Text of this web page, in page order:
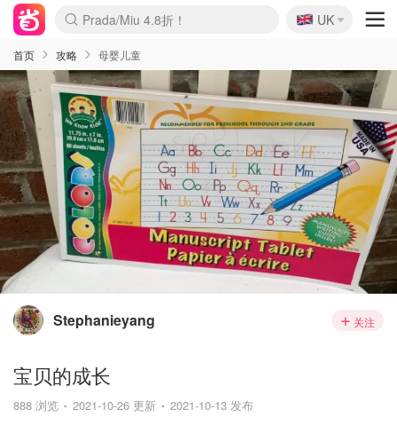
麦卢卡蜂蜜夏促！个位数！
Prada/Miu 4.8折！
啥？必胜客披萨5折！
🇬🇧
UK
首页 攻略 母婴儿童
Stephanieyang 关注
宝贝的成长
888 浏览 2021-10-26 更新 2021-10-13 发布